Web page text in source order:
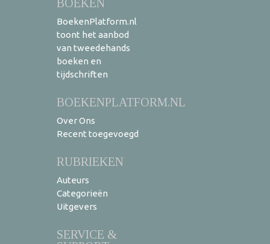
BOEKEN
BoekenPlatform.nl
toont het aanbod
van tweedehands
boeken en
tijdschriften
BOEKENPLATFORM.NL
Over Ons
Recent toegevoegd
RUBRIEKEN
Auteurs
Categorieën
Uitgevers
SERVICE &